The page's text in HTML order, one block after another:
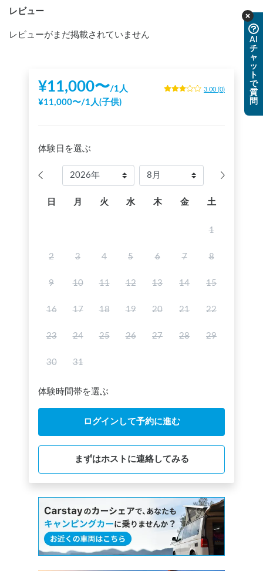
レビュー
レビューがまだ掲載されていません
¥11,000〜/1人
¥11,000〜/1人(子供)
3.00 (0)
体験日を選ぶ
日 月 火 水 木 金 土
1
2 3 4 5 6 7 8
9 10 11 12 13 14 15
16 17 18 19 20 21 22
23 24 25 26 27 28 29
30 31
体験時間帯を選ぶ
ログインして予約に進む
まずはホストに連絡してみる
AI
チ
ャ
ッ
ト
で
質
問